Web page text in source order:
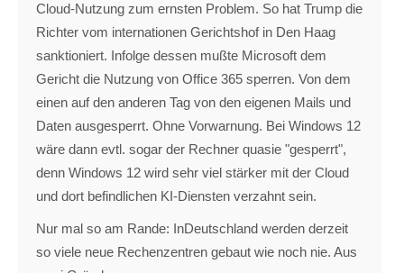
Cloud-Nutzung zum ernsten Problem. So hat Trump die
Richter vom internationen Gerichtshof in Den Haag
sanktioniert. Infolge dessen mußte Microsoft dem
Gericht die Nutzung von Office 365 sperren. Von dem
einen auf den anderen Tag von den eigenen Mails und
Daten ausgesperrt. Ohne Vorwarnung. Bei Windows 12
wäre dann evtl. sogar der Rechner quasie "gesperrt",
denn Windows 12 wird sehr viel stärker mit der Cloud
und dort befindlichen KI-Diensten verzahnt sein.
Nur mal so am Rande: InDeutschland werden derzeit
so viele neue Rechenzentren gebaut wie noch nie. Aus